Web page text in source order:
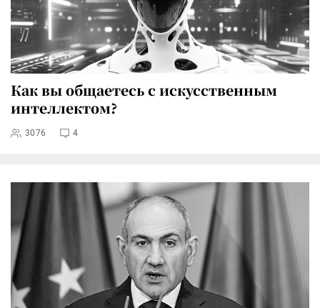
Как вы общаетесь с искусственным
интеллектом?
3076 4